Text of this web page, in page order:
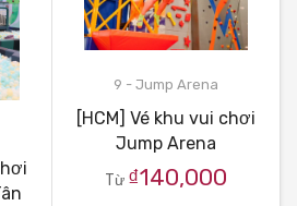
9 - Jump Arena
[HCM] Vé khu vui chơi
Jump Arena
Từ ₫140,000